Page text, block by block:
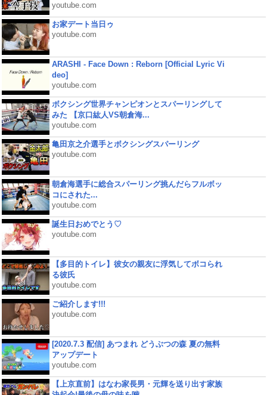
youtube.com
お家デート当日ゥ
youtube.com
ARASHI - Face Down : Reborn [Official Lyric Vi
deo]
youtube.com
ボクシング世界チャンピオンとスパーリングして
みた 【京口紘人VS朝倉海...
youtube.com
亀田京之介選手とボクシングスパーリング
youtube.com
朝倉海選手に総合スパーリング挑んだらフルボッ
コにされた...
youtube.com
誕生日おめでとう♡
youtube.com
【多目的トイレ】彼女の親友に浮気してボコられ
る彼氏
youtube.com
ご紹介します!!!
youtube.com
[2020.7.3 配信] あつまれ どうぶつの森 夏の無料
アップデート
youtube.com
【上京直前】はなわ家長男・元輝を送り出す家族